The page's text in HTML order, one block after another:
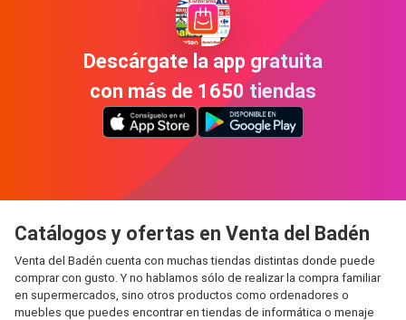
Descárgate la app gratuita
con más de 1650 tiendas
Catálogos y ofertas en Venta del Badén
Venta del Badén cuenta con muchas tiendas distintas donde puede
comprar con gusto. Y no hablamos sólo de realizar la compra familiar
en supermercados, sino otros productos como ordenadores o
muebles que puedes encontrar en tiendas de informática o menaje